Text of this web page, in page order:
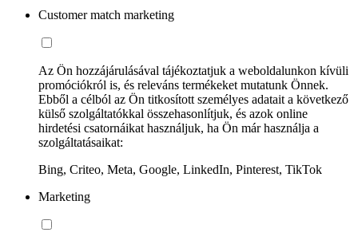
Customer match marketing
Az Ön hozzájárulásával tájékoztatjuk a weboldalunkon kívüli
promóciókról is, és releváns termékeket mutatunk Önnek.
Ebből a célból az Ön titkosított személyes adatait a következő
külső szolgáltatókkal összehasonlítjuk, és azok online
hirdetési csatornáikat használjuk, ha Ön már használja a
szolgáltatásaikat:
Bing, Criteo, Meta, Google, LinkedIn, Pinterest, TikTok
Marketing